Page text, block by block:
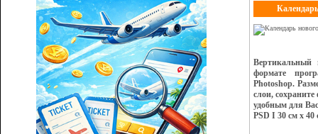
Вертикальный
формате
Photoshop.
слои,
удобным для
PSD I 30 см х